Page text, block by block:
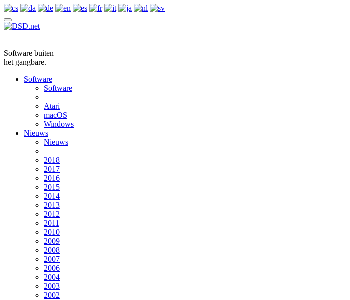
Software buiten
het gangbare.
Software
Software
Atari
macOS
Windows
Nieuws
Nieuws
2018
2017
2016
2015
2014
2013
2012
2011
2010
2009
2008
2007
2006
2004
2003
2002